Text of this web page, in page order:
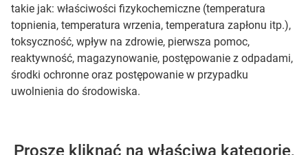
takie jak: właściwości fizykochemiczne (temperatura
topnienia, temperatura wrzenia, temperatura zapłonu itp.),
toksyczność, wpływ na zdrowie, pierwsza pomoc,
reaktywność, magazynowanie, postępowanie z odpadami,
środki ochronne oraz postępowanie w przypadku
uwolnienia do środowiska.
Proszę kliknąć na właściwą kategorię,